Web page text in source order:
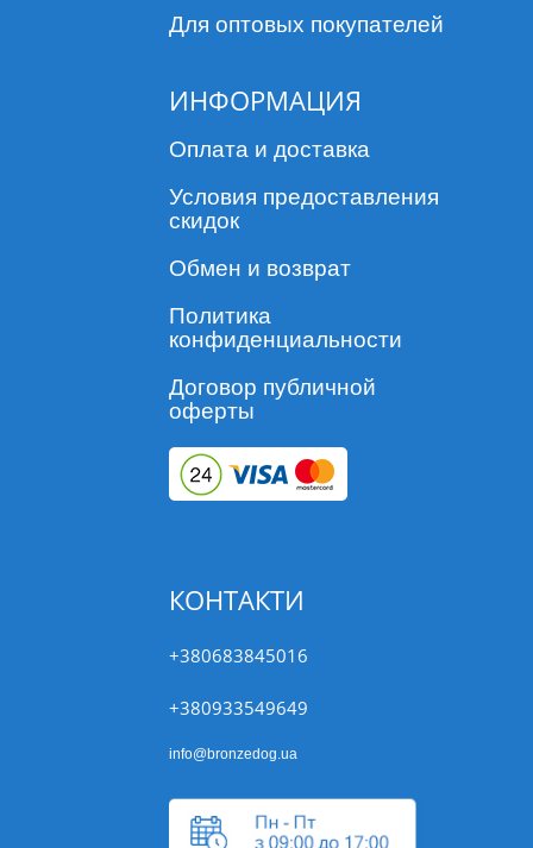
Для оптовых покупателей
ИНФОРМАЦИЯ
Оплата и доставка
Условия предоставления
скидок
Обмен и возврат
Политика
конфиденциальности
Договор публичной
оферты
КОНТАКТИ
+380683845016
+380933549649
info@bronzedog.ua